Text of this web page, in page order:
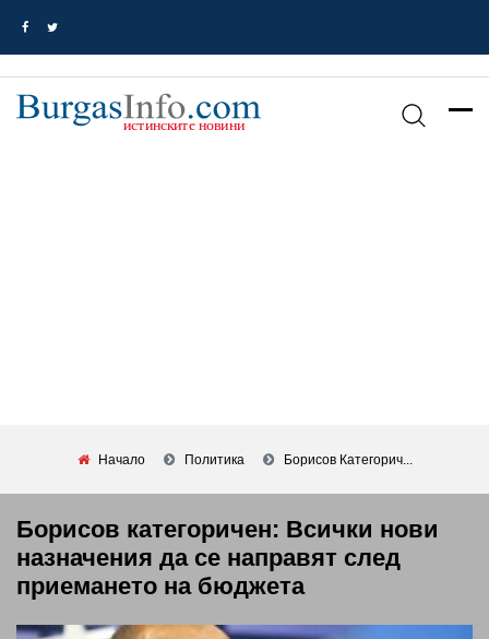
Начало Политика Борисов Категорич...
Борисов категоричен: Всички нови
назначения да се направят след
приемането на бюджета